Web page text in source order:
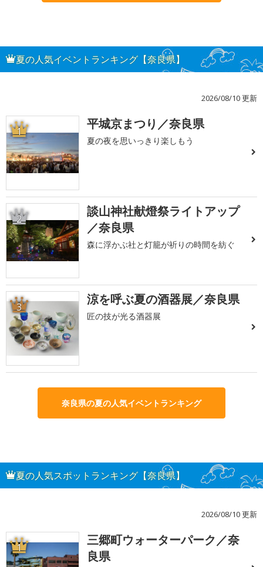
夏の人気イベントランキング【奈良県】
2026/08/10 更新
1 平城京まつり／奈良県
夏の夜を思いっきり楽しもう
2
談山神社献燈祭ライトアップ
／奈良県
森に浮かぶ社と灯籠が祈りの時間を紡ぐ
3 涼を呼ぶ夏の酒器展／奈良県
匠の技が光る酒器展
奈良県の夏の人気イベントランキング
夏の人気スポットランキング【奈良県】
2026/08/10 更新
1
三郷町ウォーターパーク／奈
良県